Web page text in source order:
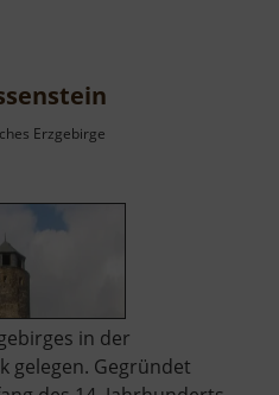
Erzgebirge
in der
gelegen. Gegründet